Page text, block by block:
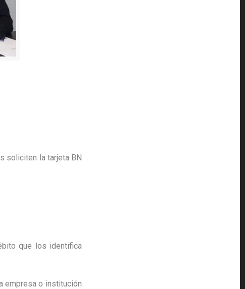
soliciten la tarjeta BN
que los identifica
empresa o institución